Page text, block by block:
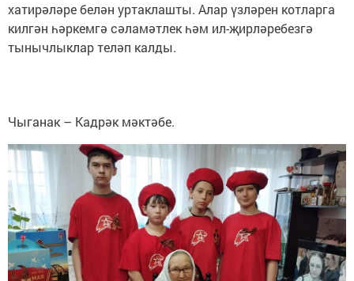
хатирәләре белән уртаклашты. Алар үзләрен котларга
килгән һәркемгә сәламәтлек һәм ил-җирләребезгә
тынычлыклар теләп калды.
Чыганак – Кадрәк мәктәбе.